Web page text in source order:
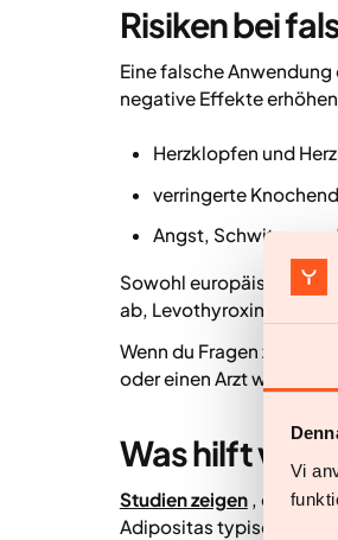
Vi
Risiken bei
Eine falsche Anwendung
negative Effekte
Herzklopfen und
verringerte
Angst, Schwitzen und
Sowohl europäische als
ab, Levothyroxin als
Wenn du Fragen zur
oder einen Arzt wenden.
Was hilft
Studien zeigen , dass
Adipositas